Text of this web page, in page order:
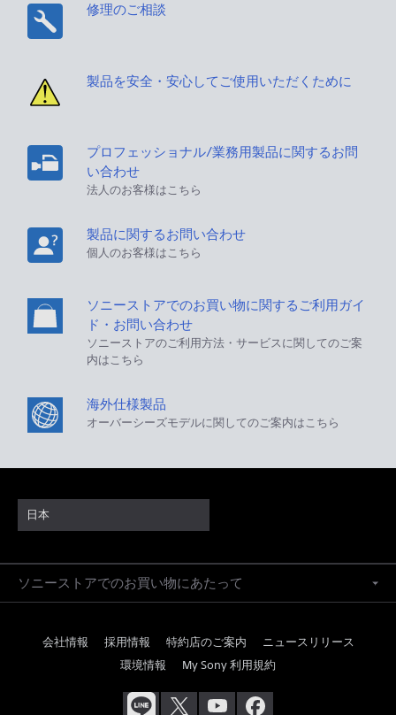
修理のご相談
製品を安全・安心してご使用いただくために
プロフェッショナル/業務用製品に関するお問
い合わせ
法人のお客様はこちら
製品に関するお問い合わせ
個人のお客様はこちら
ソニーストアでのお買い物に関するご利用ガイ
ド・お問い合わせ
ソニーストアのご利用方法・サービスに関してのご案
内はこちら
海外仕様製品
オーバーシーズモデルに関してのご案内はこちら
日本
ソニーストアでのお買い物にあたって
会社情報 採用情報 特約店のご案内
ニュースリリース
環境情報
My Sony 利用規約